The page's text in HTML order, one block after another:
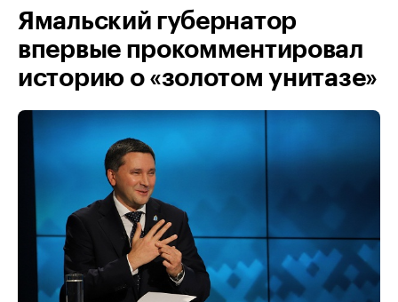
Ямальский губернатор
впервые прокомментировал
историю о «золотом унитазе»